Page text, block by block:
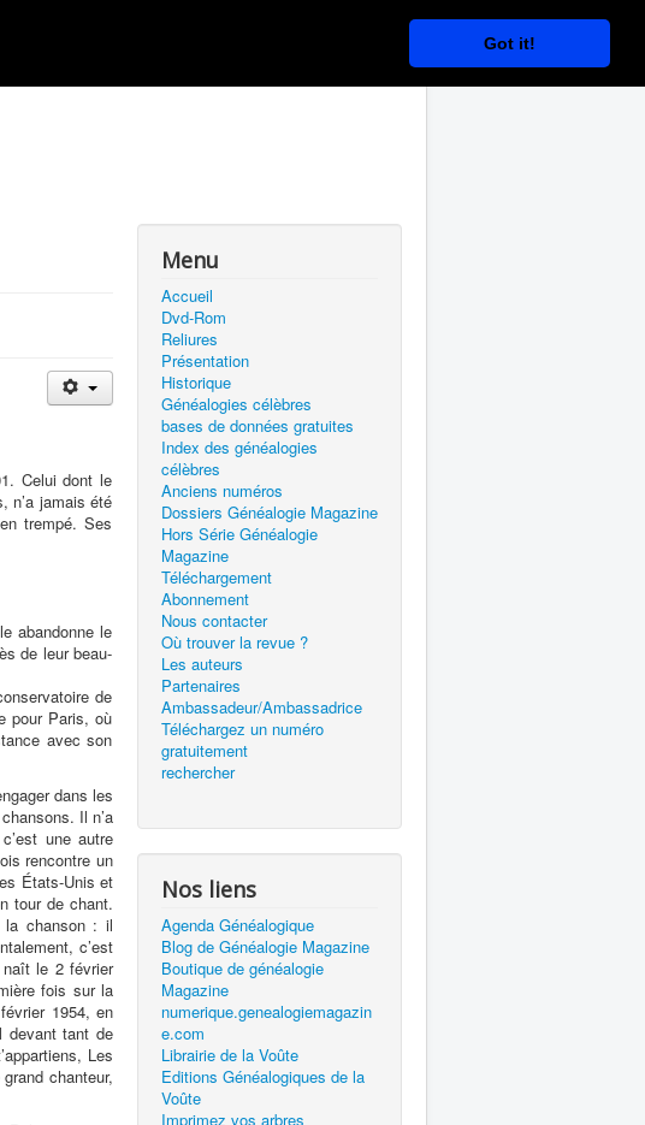
Got it!
Celui dont le
n’a jamais été
trempé. Ses
abandonne le
de leur beau-
de
pour Paris, où
avec son
dans les
Il n’a
une autre
rencontre un
États-Unis et
tour de chant.
la chanson : il
c’est
le 2 février
fois sur la
1954, en
devant tant de
Les
chanteur,
Menu
Accueil
Dvd-Rom
Reliures
Présentation
Historique
Généalogies célèbres
bases de données gratuites
Index des généalogies
célèbres
Anciens numéros
Dossiers Généalogie Magazine
Hors Série Généalogie
Magazine
Téléchargement
Abonnement
Nous contacter
Où trouver la revue ?
Les auteurs
Partenaires
Ambassadeur/Ambassadrice
Téléchargez un numéro
gratuitement
rechercher
Nos liens
Agenda Généalogique
Blog de Généalogie Magazine
Boutique de généalogie
Magazine
numerique.genealogiemagazin
e.com
Librairie de la Voûte
Editions Généalogiques de la
Voûte
Imprimez vos arbres